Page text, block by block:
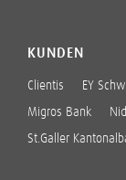
KUNDEN
Clientis EY
Migros Bank
St.Galler